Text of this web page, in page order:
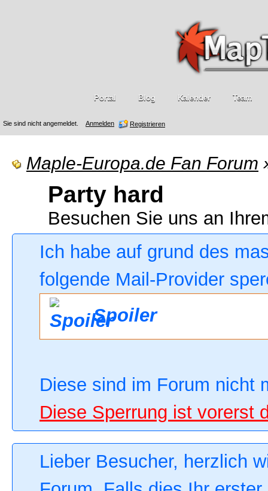
Sie sind nicht angemeldet. Anmelden Registrieren
Portal Blog Kalender Team
Maple-Europa.de Fan Forum
Party hard
Besuchen Sie uns an
Ich habe auf grund des
folgende Mail-Provider
Spoiler
Diese sind im Forum nicht
Diese Sperrung ist vorerst
Lieber Besucher, herzlich